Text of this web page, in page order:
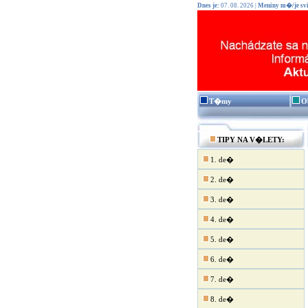
Dnes je: 07. 08. 2026 | Meniny m�/je
T�my
TIPY NA V�LETY:
1. de�
2. de�
3. de�
4. de�
5. de�
6. de�
7. de�
8. de�